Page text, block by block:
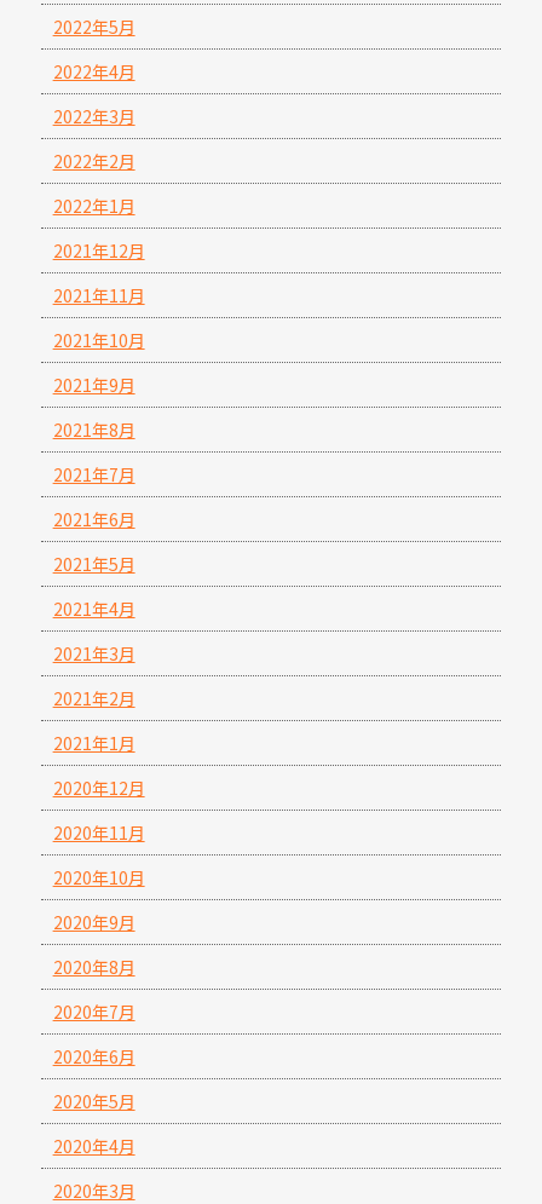
2022年5月
2022年4月
2022年3月
2022年2月
2022年1月
2021年12月
2021年11月
2021年10月
2021年9月
2021年8月
2021年7月
2021年6月
2021年5月
2021年4月
2021年3月
2021年2月
2021年1月
2020年12月
2020年11月
2020年10月
2020年9月
2020年8月
2020年7月
2020年6月
2020年5月
2020年4月
2020年3月